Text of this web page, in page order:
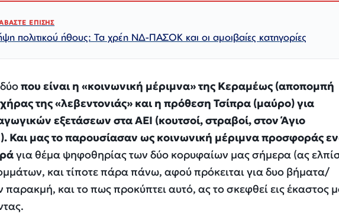
ΕΠΙΣΗΣ
πολιτικού ήθους: Τα χρέη ΝΔ-ΠΑΣΟΚ και οι αμοιβαίες κατηγορίες
που είναι η «κοινωνική μέριμνα» της Κεραμέως (αποπομπή
της «λεβεντονιάς» και η πρόθεση Τσίπρα (μαύρο) για
εξετάσεων στα ΑΕΙ (κουτσοί, στραβοί, στον Άγιο
Και μας το παρουσίασαν ως κοινωνική μέριμνα προσφοράς
για θέμα ψηφοθηρίας των δύο κορυφαίων μας σήμερα (ας
και τίποτε πάρα πάνω, αφού πρόκειται για δυο βήματα/
και το πως προκύπτει αυτό, ας το σκεφθεί εις έκαστος